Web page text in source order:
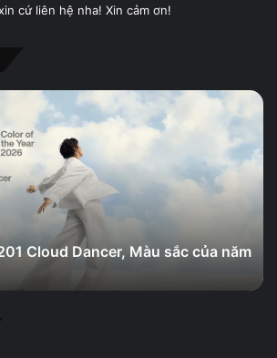
cứ liên hệ nha! Xin cảm ơn!
Cloud Dancer, Màu sắc của năm